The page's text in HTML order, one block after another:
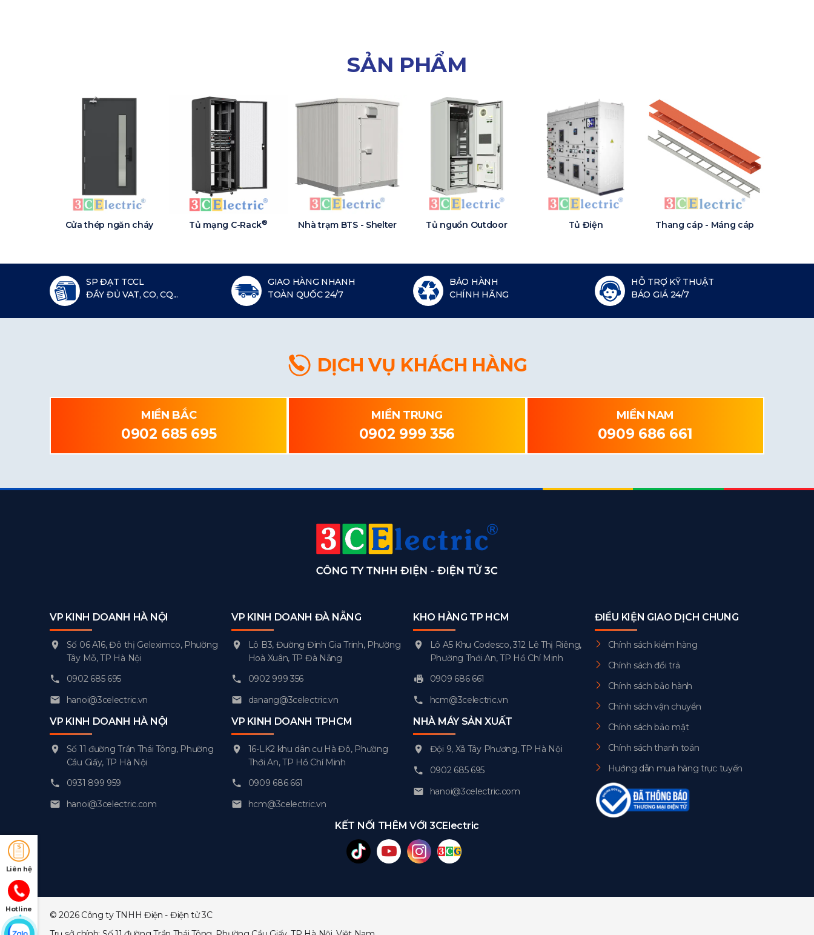
SẢN PHẨM
Cửa thép ngăn cháy Tủ mạng C-Rack® Nhà trạm BTS - Shelter Tủ nguồn Outdoor Tủ Điện Thang cáp - Máng cáp
Liên hệ
Hotline
SP ĐẠT TCCL
ĐẦY ĐỦ VAT, CO, CQ...
GIAO HÀNG NHANH
TOÀN QUỐC 24/7
BẢO HÀNH
CHÍNH HÃNG
HỖ TRỢ KỸ THUẬT
BÁO GIÁ 24/7
DỊCH VỤ KHÁCH HÀNG
MIỀN BẮC
0902 685 695
MIỀN TRUNG
0902 999 356
MIỀN NAM
0909 686 661
VP KINH DOANH HÀ NỘI
Số 06 A16, Đô thị Geleximco, Phường
Tây Mỗ, TP Hà Nội
0902 685 695
hanoi@3celectric.vn
VP KINH DOANH HÀ NỘI
Số 11 đường Trần Thái Tông, Phường
Cầu Giấy, TP Hà Nội
0931 899 959
hanoi@3celectric.com
VP KINH DOANH ĐÀ NẴNG
Lô B3, Đường Đinh Gia Trinh, Phường
Hoà Xuân, TP Đà Nẵng
0902 999 356
danang@3celectric.vn
VP KINH DOANH TPHCM
16-LK2 khu dân cư Hà Đô, Phường
Thới An, TP Hồ Chí Minh
0909 686 661
hcm@3celectric.vn
KHO HÀNG TP HCM
Lô A5 Khu Codesco, 312 Lê Thị Riêng,
Phường Thới An, TP Hồ Chí Minh
0909 686 661
hcm@3celectric.vn
NHÀ MÁY SẢN XUẤT
Đội 9, Xã Tây Phương, TP Hà Nội
0902 685 695
hanoi@3celectric.com
ĐIỀU KIỆN GIAO DỊCH CHUNG
Chính sách kiểm hàng
Chính sách đổi trả
Chính sách bảo hành
Chính sách vận chuyển
Chính sách bảo mật
Chính sách thanh toán
Hướng dẫn mua hàng trực tuyến
KẾT NỐI THÊM VỚI 3CElectric
© 2026 Công ty TNHH Điện - Điện tử 3C